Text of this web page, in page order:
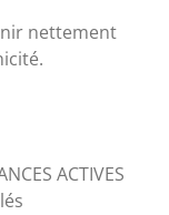
nettement
ACTIVES